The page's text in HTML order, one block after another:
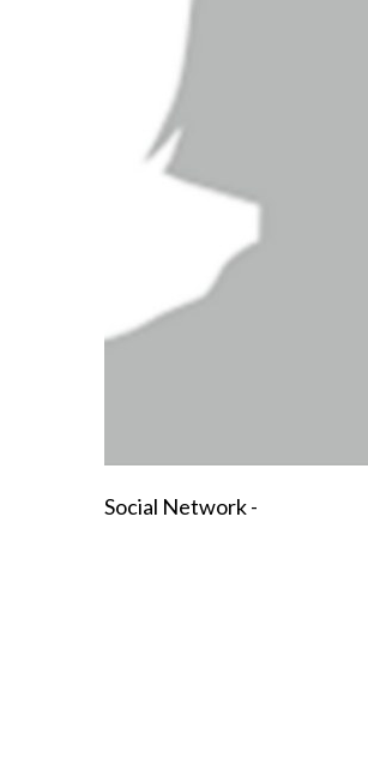
Social Network -